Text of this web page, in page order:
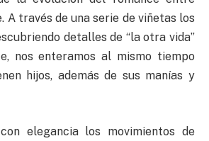
A través de una serie de viñetas los
detalles de “la otra vida”
nos enteramos al mismo tiempo
hijos, además de sus manías y
elegancia los movimientos de